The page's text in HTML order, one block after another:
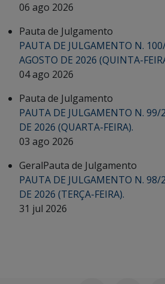
06 ago 2026
Pauta de Julgamento
PAUTA DE JULGAMENTO N.
AGOSTO DE 2026 (QUINTA-
04 ago 2026
Pauta de Julgamento
PAUTA DE JULGAMENTO N. 99/
DE 2026 (QUARTA-FEIRA).
03 ago 2026
GeralPauta de Julgamento
PAUTA DE JULGAMENTO N. 98/
DE 2026 (TERÇA-FEIRA).
31 jul 2026